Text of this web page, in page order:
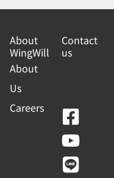
About
WingWill
About
Us
Careers
Contact
us
F
a
c
e
Y
o
u
t
L
i
n
e
L
i
n
k